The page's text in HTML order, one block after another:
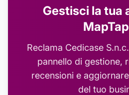
Gestisci la tua
Reclama Cedicase S.n.c.
pannello di gestione,
recensioni e
del tuo